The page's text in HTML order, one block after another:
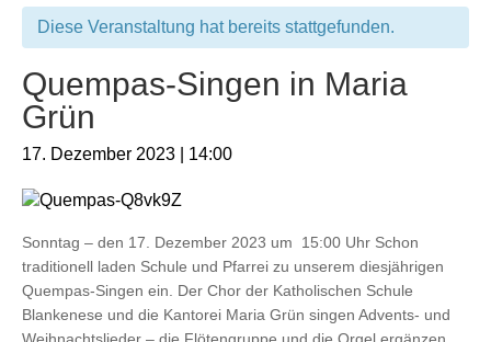
Diese Veranstaltung hat bereits stattgefunden.
Quempas-Singen in Maria
Grün
17. Dezember 2023 | 14:00
Sonntag – den 17. Dezember 2023 um 15:00 Uhr Schon
traditionell laden Schule und Pfarrei zu unserem diesjährigen
Quempas-Singen ein. Der Chor der Katholischen Schule
Blankenese und die Kantorei Maria Grün singen Advents- und